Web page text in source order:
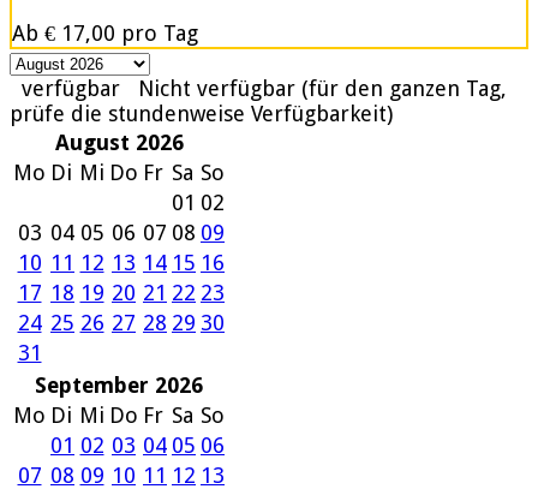
Ab € 17,00 pro Tag
verfügbar
Nicht verfügbar (für den ganzen Tag,
prüfe die stundenweise Verfügbarkeit)
August 2026
Mo Di Mi Do Fr Sa So
01 02
03 04 05 06 07 08 09
10 11 12 13 14 15 16
17 18 19 20 21 22 23
24 25 26 27 28 29 30
31
September 2026
Mo Di Mi Do Fr Sa So
01 02 03 04 05 06
07 08 09 10 11 12 13